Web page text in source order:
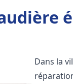
Dans la